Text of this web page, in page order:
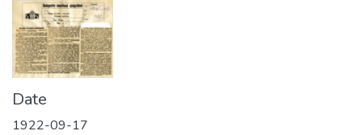
About us
Date
1922-09-17